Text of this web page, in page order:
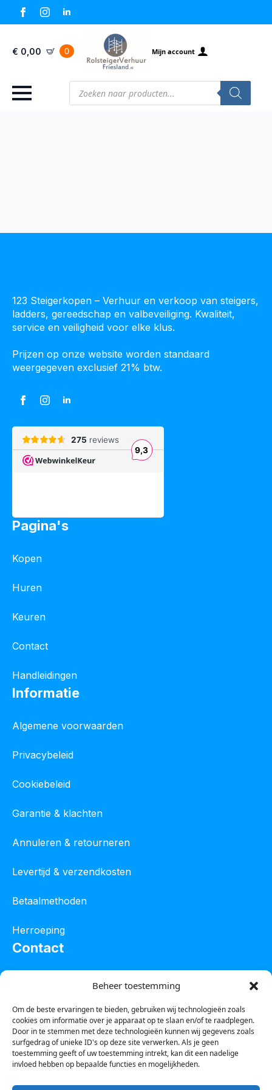
Beheer toestemming
Om de beste ervaringen te bieden, gebruiken wij technologieën zoals
cookies om informatie over je apparaat op te slaan en/of te raadplegen.
Door in te stemmen met deze technologieën kunnen wij gegevens zoals
surfgedrag of unieke ID's op deze site verwerken. Als je geen
toestemming geeft of uw toestemming intrekt, kan dit een nadelige
invloed hebben op bepaalde functies en mogelijkheden.
€ 0,00 0 Mijn account
Producten
zoeken
123 Steigerkopen – Verhuur en verkoop van steigers,
ladders, gereedschap en valbeveiliging. Kwaliteit,
service en veiligheid voor elke klus.
Prijzen op onze website worden standaard
weergegeven exclusief 21% btw.
Pagina's
Kopen
Huren
Keuren
Contact
Handleidingen
Informatie
Algemene voorwaarden
Privacybeleid
Cookiebeleid
Garantie & klachten
Annuleren & retourneren
Levertijd & verzendkosten
Betaalmethoden
Herroeping
Contact
Tel :0850601800
Whatsapp : 0623388306